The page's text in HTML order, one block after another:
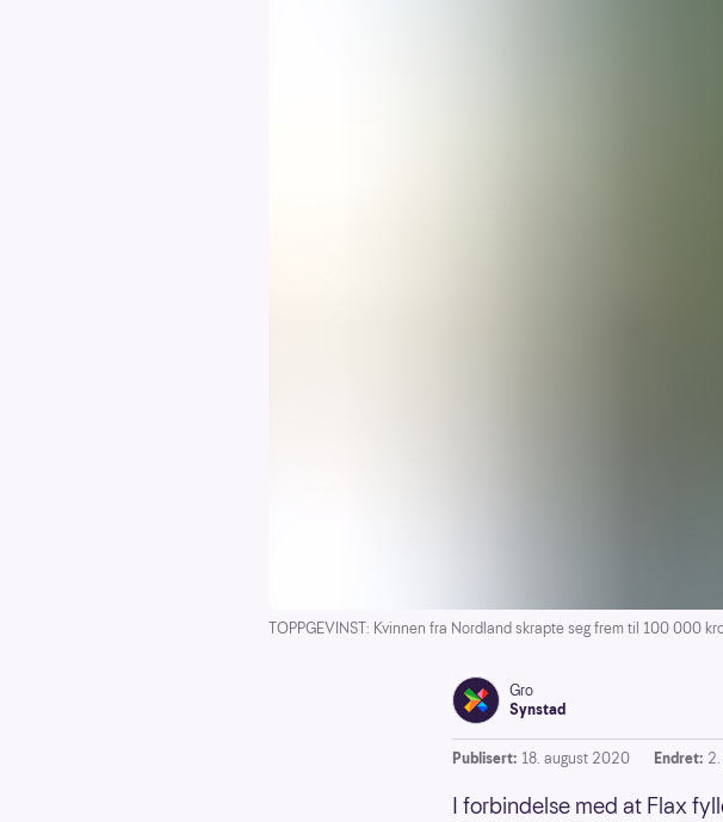
TOPPGEVINST: Kvinnen fra Nordland skrapte seg frem til 100 000
Gro
Synstad
Publisert: 18. august 2020 Endret:
I forbindelse med at Flax